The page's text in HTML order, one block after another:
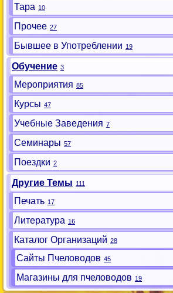
Тара 10
Прочее 27
Бывшее в Употреблении 19
Обучение 3
Мероприятия 85
Курсы 47
Учебные Заведения 7
Семинары 57
Поездки 2
Другие Темы 111
Печать 17
Литература 16
Каталог Организаций 28
Сайты Пчеловодов 45
Магазины для пчеловодов 19